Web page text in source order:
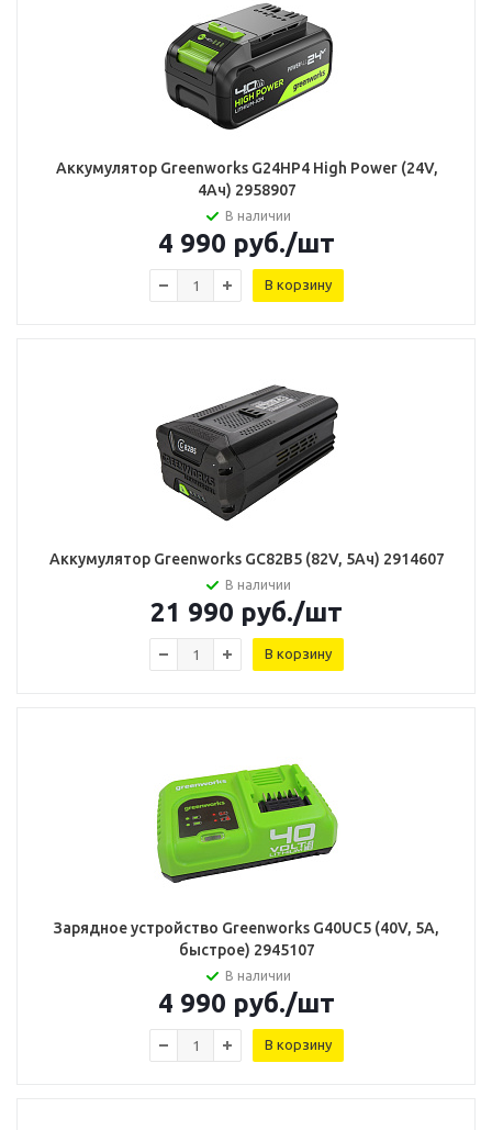
Аккумулятор Greenworks G24HP4 High Power (24V,
4Ач) 2958907
В наличии
4 990 руб./шт
В корзину
Аккумулятор Greenworks GC82B5 (82V, 5Ач) 2914607
В наличии
21 990 руб./шт
В корзину
Зарядное устройство Greenworks G40UC5 (40V, 5А,
быстрое) 2945107
В наличии
4 990 руб./шт
В корзину